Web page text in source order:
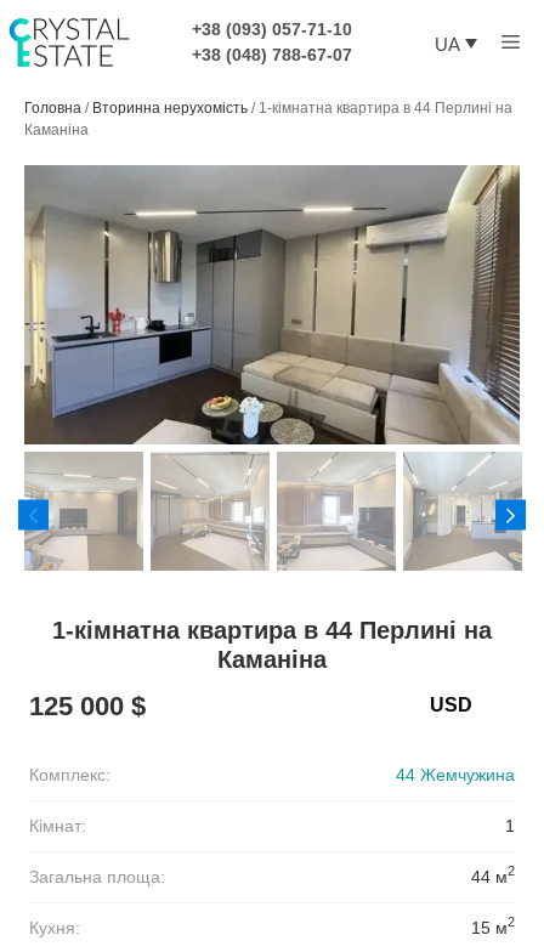
до
контенту
+38 (093) 057-71-10
+38 (048) 788-67-07
UA
Головна / Вторинна нерухомість / 1-кімнатна квартира в 44 Перлині на
Каманіна
1-кімнатна квартира в 44 Перлині на
Каманіна
125 000 $
Комплекс: 44 Жемчужина
Кімнат: 1
Загальна площа: 44 м2
Кухня: 15 м2